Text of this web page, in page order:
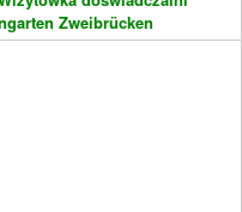
Zweibrücken